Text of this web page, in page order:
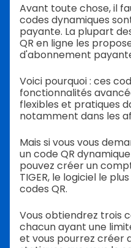
Avant toute chose, il
codes dynamiques
payante. La plupart
QR en ligne les
d'abonnement
Voici pourquoi : ces
fonctionnalités
flexibles et pratiques
notamment dans les
Mais si vous vous
un code QR
pouvez créer un
TIGER, le logiciel le
codes QR.
Vous obtiendrez trois
chacun ayant une
et vous pourrez créer